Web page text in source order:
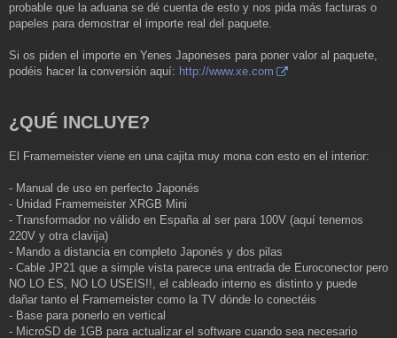
probable que la aduana se dé cuenta de esto y nos pida más facturas o
papeles para demostrar el importe real del paquete.
Si os piden el importe en Yenes Japoneses para poner valor al paquete,
podéis hacer la conversión aquí: http://www.xe.com
¿QUÉ INCLUYE?
El Framemeister viene en una cajita muy mona con esto en el interior:
- Manual de uso en perfecto Japonés
- Unidad Framemeister XRGB Mini
- Transformador no válido en España al ser para 100V (aquí tenemos
220V y otra clavija)
- Mando a distancia en completo Japonés y dos pilas
- Cable JP21 que a simple vista parece una entrada de Euroconector pero
NO LO ES, NO LO USEIS!!, el cableado interno es distinto y puede
dañar tanto el Framemeister como la TV dónde lo conectéis
- Base para ponerlo en vertical
- MicroSD de 1GB para actualizar el software cuando sea necesario